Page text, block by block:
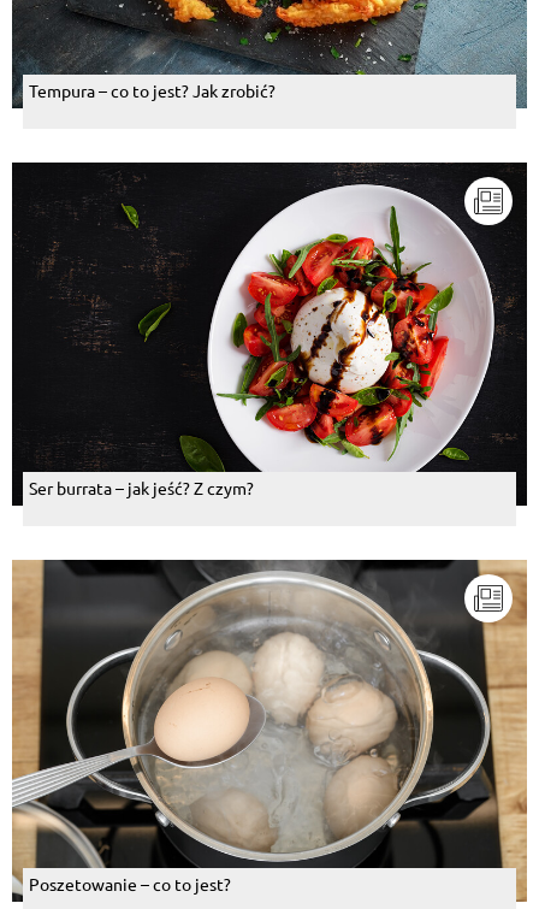
Tempura – co to jest? Jak zrobić?
Ser burrata – jak jeść? Z czym?
Poszetowanie – co to jest?